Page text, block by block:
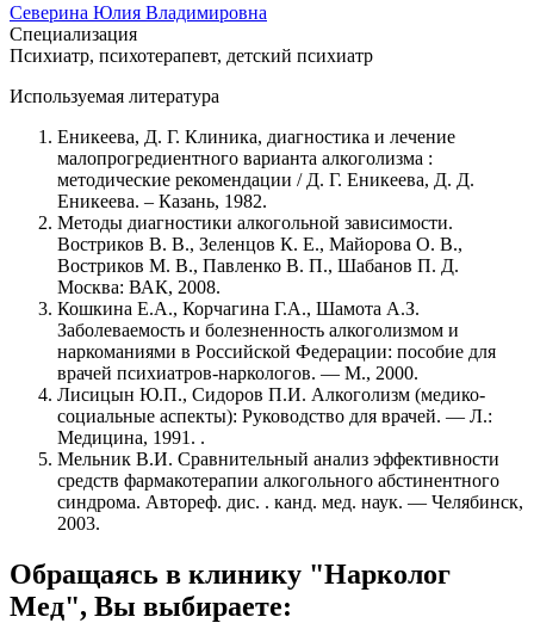
Северина Юлия Владимировна
Специализация
Психиатр, психотерапевт, детский психиатр
Используемая литература
Еникеева, Д. Г. Клиника, диагностика и лечение
малопрогредиентного варианта алкоголизма :
методические рекомендации / Д. Г. Еникеева, Д. Д.
Еникеева. – Казань, 1982.
Методы диагностики алкогольной зависимости.
Востриков В. В., Зеленцов К. Е., Майорова О. В.,
Востриков М. В., Павленко В. П., Шабанов П. Д.
Москва: ВАК, 2008.
Кошкина Е.А., Корчагина Г.А., Шамота А.З.
Заболеваемость и болезненность алкоголизмом и
наркоманиями в Российской Федерации: пособие для
врачей психиатров-наркологов. — М., 2000.
Лисицын Ю.П., Сидоров П.И. Алкоголизм (медико-
социальные аспекты): Руководство для врачей. — Л.:
Медицина, 1991. .
Мельник В.И. Сравнительный анализ эффективности
средств фармакотерапии алкогольного абстинентного
синдрома. Автореф. дис. . канд. мед. наук. — Челябинск,
2003.
Обращаясь в клинику "Нарколог
Мед", Вы выбираете: